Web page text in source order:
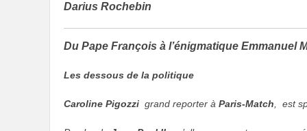
Darius Rochebin
Du Pape François à l’énigmatique Emmanuel
Les dessous de la politique
Caroline Pigozzi grand reporter à Paris-Match , est